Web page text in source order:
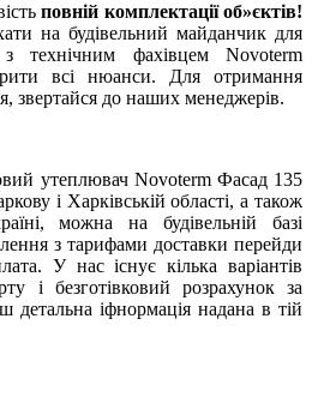
повній комплектації об»єктів!
на будівельний майданчик для
з технічним фахівцем Novoterm
всі нюанси. Для отримання
звертайся до наших менеджерів.
утеплювач Novoterm Фасад 135
і Харківській області, а також
можна на будівельній базі
з тарифами доставки перейди
У нас існує кілька варіантів
і безготівковий розрахунок за
детальна іфнормація надана в тій